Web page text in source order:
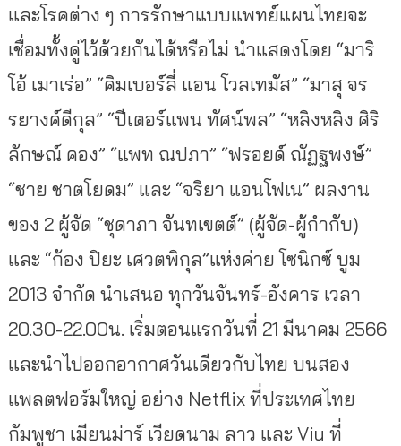
และโรคต่าง ๆ การรักษาแบบแพทย์แผนไทยจะ
เชื่อมทั้งคู่ไว้ด้วยกันได้หรือไม่ นำแสดงโดย “มาริ
โอ้ เมาเร่อ” “คิมเบอร์ลี่ แอน โวลเทมัส” “มาสุ จร
รยางค์ดีกุล” “ปีเตอร์แพน ทัศน์พล” “หลิงหลิง ศิริ
ลักษณ์ คอง” “แพท ณปภา” “ฟรอยด์ ณัฏฐพงษ์”
“ชาย ชาตโยดม” และ “จริยา แอนโฟเน” ผลงาน
ของ 2 ผู้จัด “ชุดาภา จันทเขตต์” (ผู้จัด-ผู้กำกับ)
และ “ก้อง ปิยะ เศวตพิกุล”แห่งค่าย โซนิกซ์ บูม
2013 จํากัด นำเสนอ ทุกวันจันทร์-อังคาร เวลา
20.30-22.00น. เริ่มตอนแรกวันที่ 21 มีนาคม 2566
และนำไปออกอากาศวันเดียวกับไทย บนสอง
แพลตฟอร์มใหญ่ อย่าง Netflix ที่ประเทศไทย
กัมพูชา เมียนม่าร์ เวียดนาม ลาว และ Viu ที่